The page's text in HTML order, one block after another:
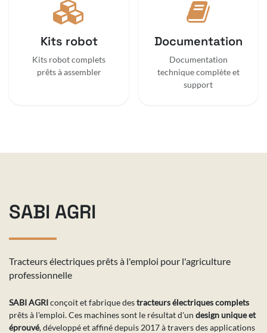
Kits robot
Kits robot complets
prêts à assembler
Documentation
Documentation
technique complète et
support
SABI AGRI
Tracteurs électriques prêts à l'emploi pour l'agriculture
professionnelle
SABI AGRIconçoit et fabrique destracteurs électriques complets
prêts à l'emploi. Ces machines sont le résultat d'un design unique et
éprouvé, développé et affiné depuis 2017 à travers des applications